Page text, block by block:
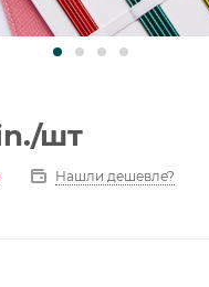
/шт
Нашли дешевле?